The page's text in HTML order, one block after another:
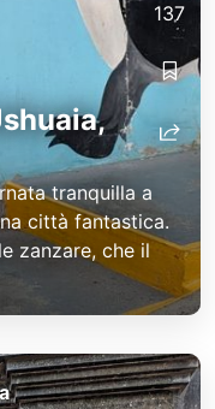
tranquilla a
città fantastica.
zanzare, che il
137